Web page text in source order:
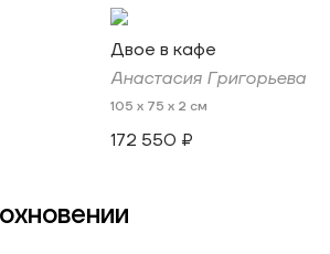
Двое в кафе
Анастасия Григорьева
105 x 75 x 2 см
172 550 ₽